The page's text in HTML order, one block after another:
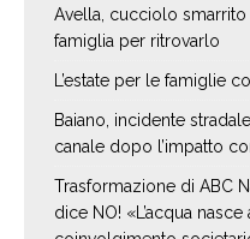
Avella, cucciolo smarrito
famiglia per ritrovarlo
L’estate per le famiglie
Baiano, incidente
canale dopo l’impatto
Trasformazione di ABC
dice NO! «L’acqua